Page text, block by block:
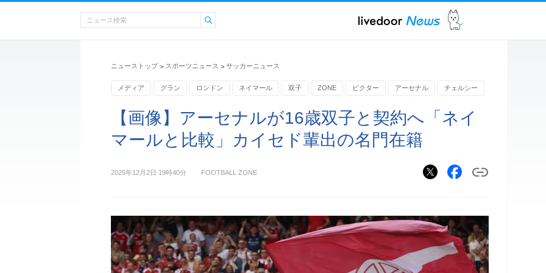
ニューストップ > スポーツニュース > サッカーニュース
メディア グラン ロンドン ネイマール 双子 ZONE ビクター アーセナル チェルシー
【画像】アーセナルが16歳双子と契約へ「ネイ
マールと比較」カイセド輩出の名門在籍
2025年12月2日 19時40分 FOOTBALL ZONE